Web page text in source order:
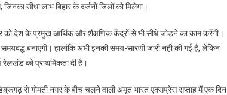
सीधा लाभ बिहार के दर्जनों जिलों को मिलेगा।
को देश के प्रमुख आर्थिक और शैक्षणिक केंद्रों से भी सीधे जोड़ने का काम करेंगी।
बनाएंगी। हालांकि अभी इनकी समय-सारणी जारी नहीं की गई है, लेकिन
रेलखंड को प्राथमिकता दी है।
से गोमती नगर के बीच चलने वाली अमृत भारत एक्सप्रेस सप्ताह में एक दिन